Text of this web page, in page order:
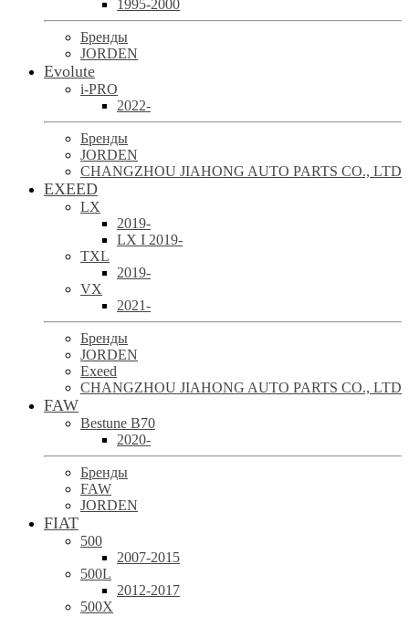
1995-2000
Бренды
JORDEN
Evolute
i-PRO
2022-
Бренды
JORDEN
CHANGZHOU JIAHONG AUTO PARTS CO., LTD
EXEED
LX
2019-
LX I 2019-
TXL
2019-
VX
2021-
Бренды
JORDEN
Exeed
CHANGZHOU JIAHONG AUTO PARTS CO., LTD
FAW
Bestune B70
2020-
Бренды
FAW
JORDEN
FIAT
500
2007-2015
500L
2012-2017
500X